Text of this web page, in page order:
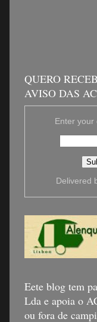
QUERO
AVISO DAS
Enter your
Delivered
Eete blog tem
Lda e apoia o
ou fora de